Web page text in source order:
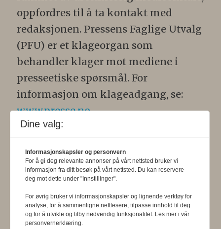
oppfordres til å ta kontakt med
redaksjonen. Pressens Faglige Utvalg
(PFU) er et klageorgan som
behandler klager mot mediene i
presseetiske spørsmål. For
informasjon om klageadgang, se:
www.presse.no.
skal gjennom en saklig og fri
informasjons- og opinionsformidling
bidra til at fysioterapifaget utvikler
seg i samsvar med samfunnets og
befolkningens behov. Tidsskriftet skal
Dine valg:
Informasjonskapsler og personvern
For å gi deg relevante annonser på vårt nettsted bruker vi
informasjon fra ditt besøk på vårt nettsted. Du kan reservere
deg mot dette under "Innstillinger".
For øvrig bruker vi informasjonskapsler og lignende verktøy for
analyse, for å sammenligne nettlesere, tilpasse innhold til deg
og for å utvikle og tilby nødvendig funksjonalitet. Les mer i vår
personvernerklæring.